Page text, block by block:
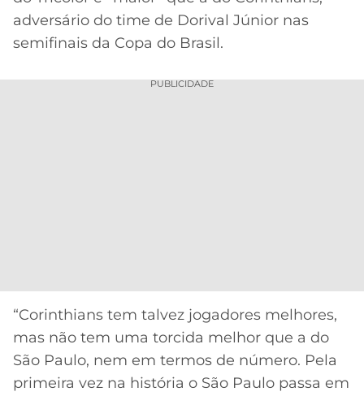
MELHORES
DE
FLAMENGO
FLUMINENSE
ATLÉTICO
MG
CRUZEIRO
PREMIER
LEAGUE
adversário do time de Dorival Júnior nas
semifinais da Copa do Brasil.
PUBLICIDADE
“Corinthians tem talvez jogadores melhores,
mas não tem uma torcida melhor que a do
São Paulo, nem em termos de número. Pela
primeira vez na história o São Paulo passa em